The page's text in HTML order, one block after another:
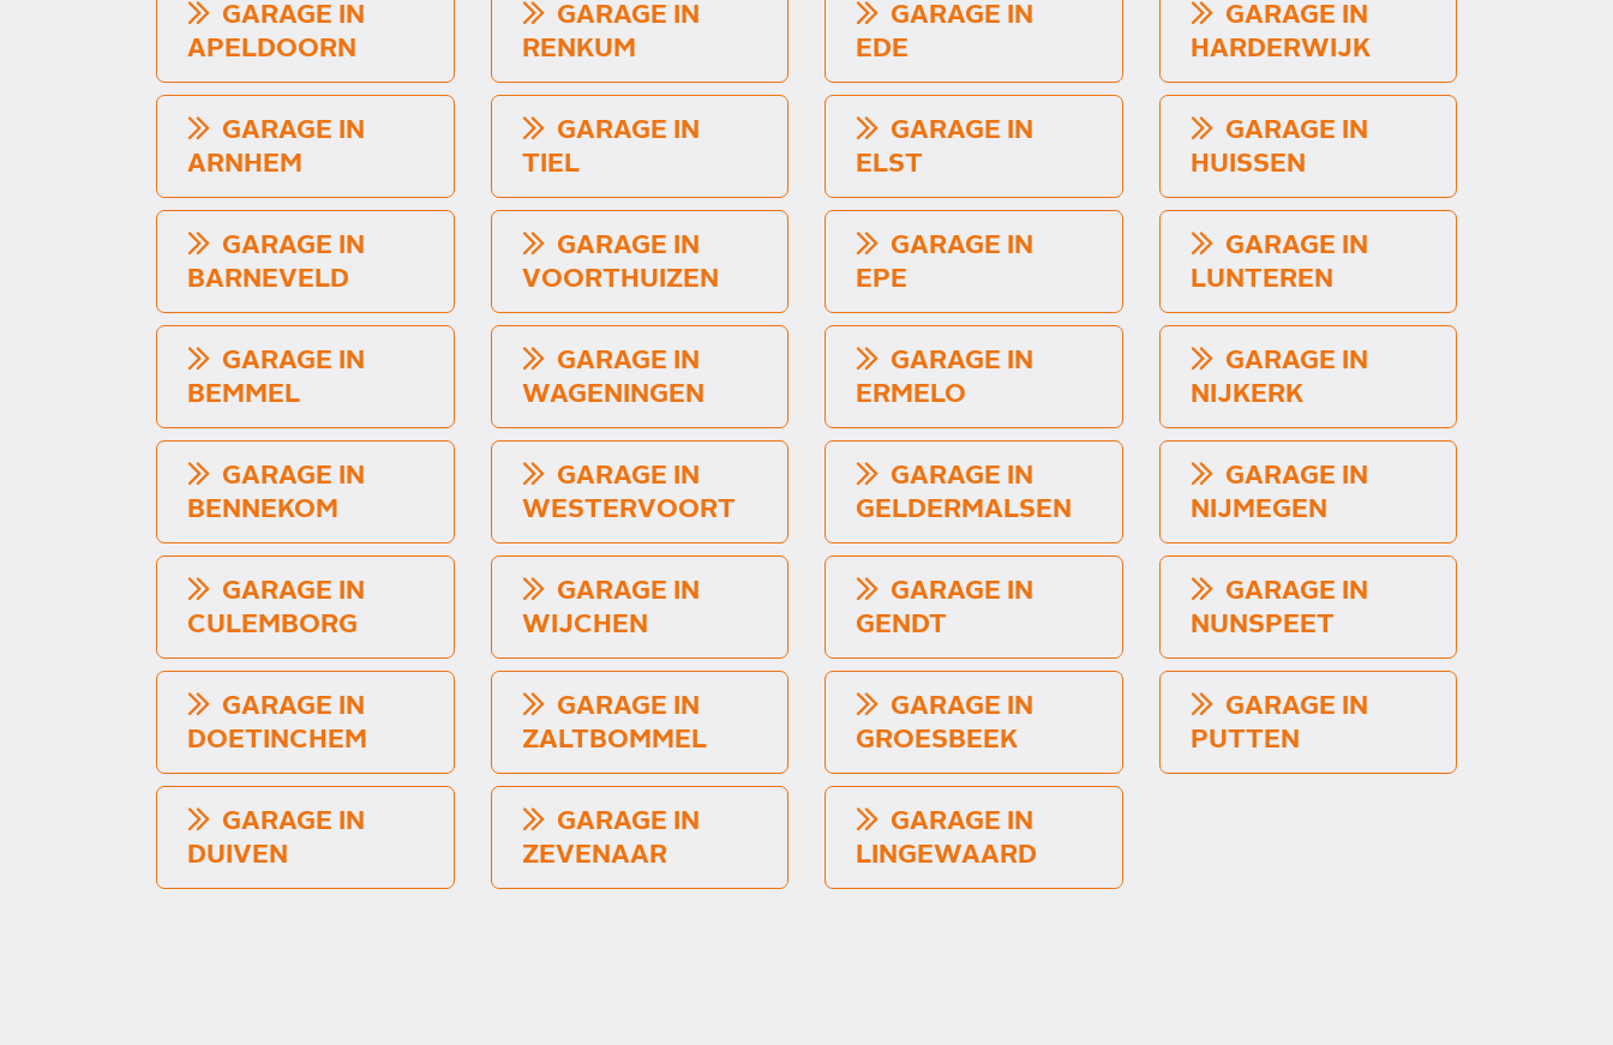
GARAGE IN
APELDOORN
GARAGE IN
ARNHEM
GARAGE IN
BARNEVELD
GARAGE IN
BEMMEL
GARAGE IN
BENNEKOM
GARAGE IN
CULEMBORG
GARAGE IN
DOETINCHEM
GARAGE IN
DUIVEN
GARAGE IN
RENKUM
GARAGE IN
TIEL
GARAGE IN
VOORTHUIZEN
GARAGE IN
WAGENINGEN
GARAGE IN
WESTERVOORT
GARAGE IN
WIJCHEN
GARAGE IN
ZALTBOMMEL
GARAGE IN
ZEVENAAR
GARAGE IN
EDE
GARAGE IN
ELST
GARAGE IN
EPE
GARAGE IN
ERMELO
GARAGE IN
GELDERMALSEN
GARAGE IN
GENDT
GARAGE IN
GROESBEEK
GARAGE IN
LINGEWAARD
GARAGE IN
HARDERWIJK
GARAGE IN
HUISSEN
GARAGE IN
LUNTEREN
GARAGE IN
NIJKERK
GARAGE IN
NIJMEGEN
GARAGE IN
NUNSPEET
GARAGE IN
PUTTEN